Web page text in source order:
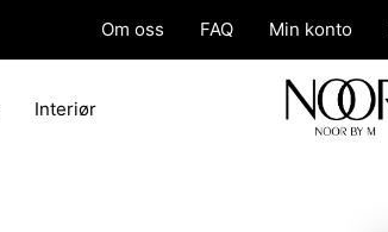
Om oss FAQ Min konto
Interiør